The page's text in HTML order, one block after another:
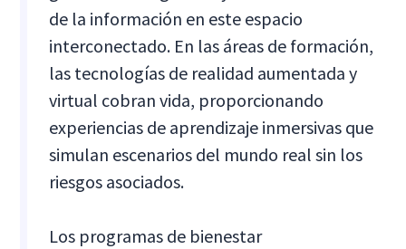
de la información en este espacio
interconectado. En las áreas de formación,
las tecnologías de realidad aumentada y
virtual cobran vida, proporcionando
experiencias de aprendizaje inmersivas que
simulan escenarios del mundo real sin los
riesgos asociados.
Los programas de bienestar